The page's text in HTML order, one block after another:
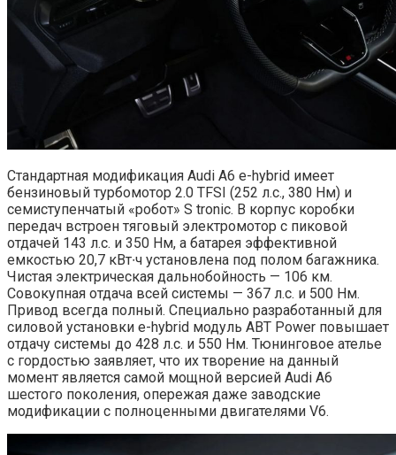
Стандартная модификация Audi A6 e-hybrid имеет
бензиновый турбомотор 2.0 TFSI (252 л.с., 380 Нм) и
семиступенчатый «робот» S tronic. В корпус коробки
передач встроен тяговый электромотор с пиковой
отдачей 143 л.с. и 350 Нм, а батарея эффективной
емкостью 20,7 кВт∙ч установлена под полом багажника.
Чистая электрическая дальнобойность — 106 км.
Совокупная отдача всей системы — 367 л.с. и 500 Нм.
Привод всегда полный. Специально разработанный для
силовой установки e-hybrid модуль ABT Power повышает
отдачу системы до 428 л.с. и 550 Нм. Тюнинговое ателье
с гордостью заявляет, что их творение на данный
момент является самой мощной версией Audi A6
шестого поколения, опережая даже заводские
модификации с полноценными двигателями V6.